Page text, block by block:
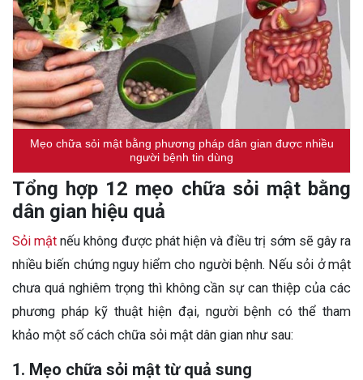
Mẹo chữa sỏi mật bằng phương pháp dân gian được nhiều
người bệnh tin dùng
Tổng hợp 12 mẹo chữa sỏi mật bằng
dân gian hiệu quả
Sỏi mật nếu không được phát hiện và điều trị sớm sẽ gây ra
nhiều biến chứng nguy hiểm cho người bệnh. Nếu sỏi ở mật
chưa quá nghiêm trọng thì không cần sự can thiệp của các
phương pháp kỹ thuật hiện đại, người bệnh có thể tham
khảo một số cách chữa sỏi mật dân gian như sau:
1. Mẹo chữa sỏi mật từ quả sung